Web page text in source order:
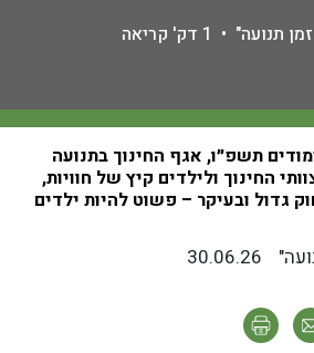
תנועה" • 1 דק' קריאה
תשפ״ו, אגף החינוך בתנועה
החינוך ולילדים קיץ של חוויות,
גדול ובעיקר – פשוט להיות ילדים
30.06.26